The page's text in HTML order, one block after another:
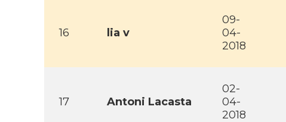
16 lia v
09-
04-
2018
17 Antoni Lacasta
02-
04-
2018